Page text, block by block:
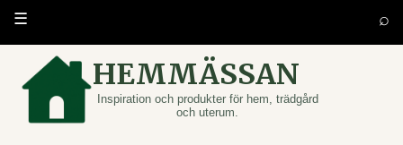
HEMMÄSSAN
Inspiration och produkter för hem, trädgård
och uterum.
☰ ⌕